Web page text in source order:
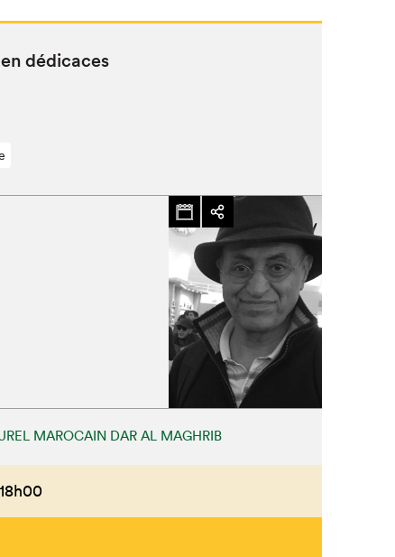
dédicaces
MAROCAIN DAR AL MAGHRIB
18h00